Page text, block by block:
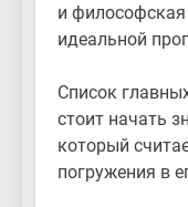
и философская
идеальной
Список
стоит начать
который
погружения в